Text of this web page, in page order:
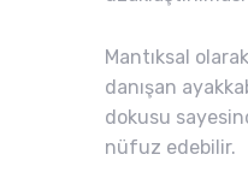
Mantıksal
danışan
dokusu
nüfuz edebilir.